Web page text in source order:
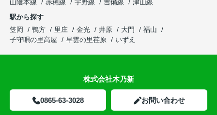
山陰本線
赤穂線 宇野線 吉備線
津山線
駅から探す
笠岡
鴨方 里庄 金光 井原 大門
福山
子守唄の里高屋
早雲の里荏原 いずえ
株式会社木乃新
0865-63-3028 お問い合わせ